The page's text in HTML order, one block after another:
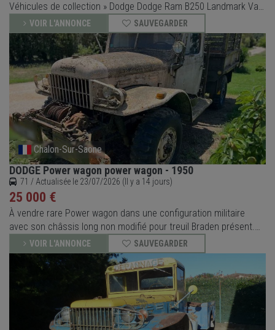
Véhicules de collection » Dodge Dodge Ram B250 Landmark Van
aménagé par National Coach Corporation Importé de Californie
Année 1989 Moteur V8 5200 cc Boite automatique 3 rapports 7
places Autoradio d’origine Banquette arrière transform
VOIR L'ANNONCE SAUVEGARDER
Chalon-Sur-Saone
DODGE Power wagon power wagon - 1950
71 / Actualisée le 23/07/2026 (Il y a 14 jours)
25 000 €
À vendre rare Power wagon dans une configuration militaire
avec son châssis long non modifié pour treuil Braden présent.
Complet, peinture à revoir, pas de rouille perforante ni de tôlerie
à refaire.
VOIR L'ANNONCE SAUVEGARDER